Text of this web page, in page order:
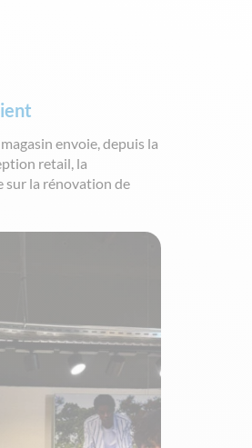
envoie, depuis la
retail, la
sur la rénovation de